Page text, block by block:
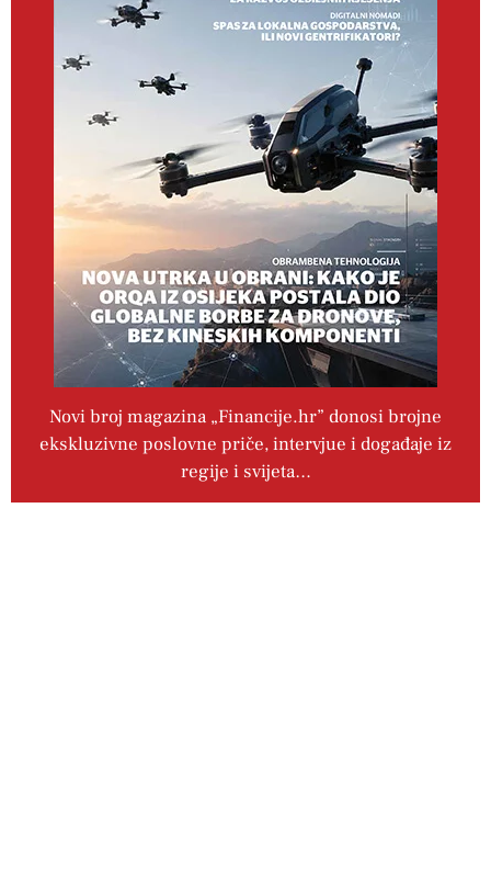
Novi broj magazina „Financije.hr” donosi brojne
ekskluzivne poslovne priče, intervjue i događaje iz
regije i svijeta…